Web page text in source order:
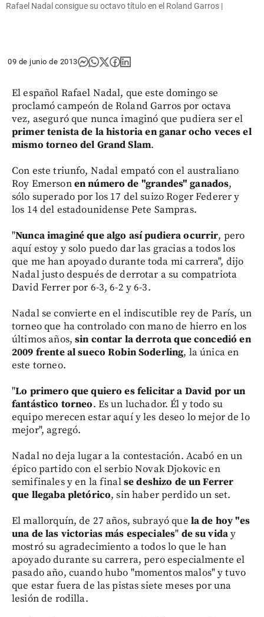
Rafael Nadal consigue su octavo título en el Roland Garros |
09 de junio de 2013
El español Rafael Nadal, que este domingo se
proclamó campeón de Roland Garros por octava
vez, aseguró que nunca imaginó que pudiera ser el
primer tenista de la historia en ganar ocho veces el
mismo torneo del Grand Slam.
Con este triunfo, Nadal empató con el australiano
Roy Emersonen número de "grandes" ganados,
sólo superado por los 17 del suizo Roger Federer y
los 14 del estadounidense Pete Sampras.
"Nunca imaginé que algo así pudiera ocurrir, pero
aquí estoy y solo puedo dar las gracias a todos los
que me han apoyado durante toda mi carrera", dijo
Nadal justo después de derrotar a su compatriota
David Ferrer por 6-3, 6-2 y 6-3.
Nadal se convierte en el indiscutible rey de París, un
torneo que ha controlado con mano de hierro en los
últimos años,sin contar la derrota que concedió en
2009 frente al sueco Robin Soderling, la única en
este torneo.
"Lo primero que quiero es felicitar a David por un
fantástico torneo. Es un luchador. Él y todo su
equipo merecen estar aquí y les deseo lo mejor de lo
mejor", agregó.
Nadal no deja lugar a la contestación. Acabó en un
épico partido con el serbio Novak Djokovic en
semifinales y en la finalse deshizo de un Ferrer
que llegaba pletórico, sin haber perdido un set.
El mallorquín, de 27 años, subrayó que la de hoy "es
una de las victorias más especiales" de su viday
mostró su agradecimiento a todos lo que le han
apoyado durante su carrera, pero especialmente el
pasado año, cuando hubo "momentos malos" y tuvo
que estar fuera de las pistas siete meses por una
lesión de rodilla.